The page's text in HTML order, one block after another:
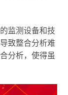
监测设备和技
致整合分析难
分析，使得虽